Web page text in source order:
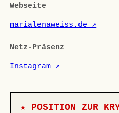
Webseite
marialenaweiss.de ↗
Netz-Präsenz
Instagram ↗
★ POSITION ZUR